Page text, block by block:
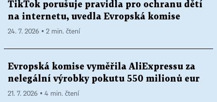
TikTok porušuje pravidla pro ochranu dětí
na internetu, uvedla Evropská komise
24. 7. 2026 ▪ 2 min. čtení
Evropská komise vyměřila AliExpressu za
nelegální výrobky pokutu 550 milionů eur
21. 7. 2026 ▪ 4 min. čtení